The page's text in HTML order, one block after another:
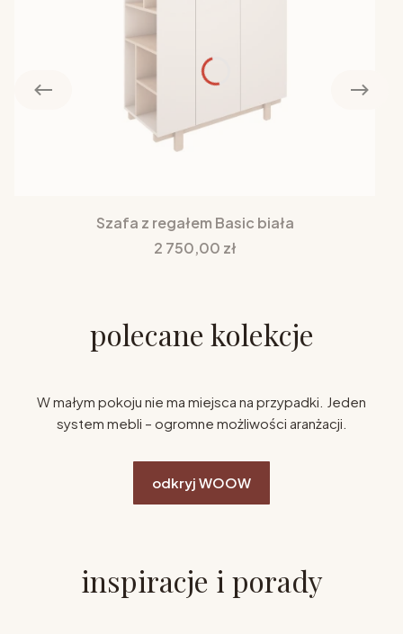
Szafa z regałem Basic biała
Cena
2 750,00 zł
polecane kolekcje
W małym pokoju nie ma miejsca na przypadki. Jeden
system mebli – ogromne możliwości aranżacji.
odkryj WOOW
inspiracje i porady